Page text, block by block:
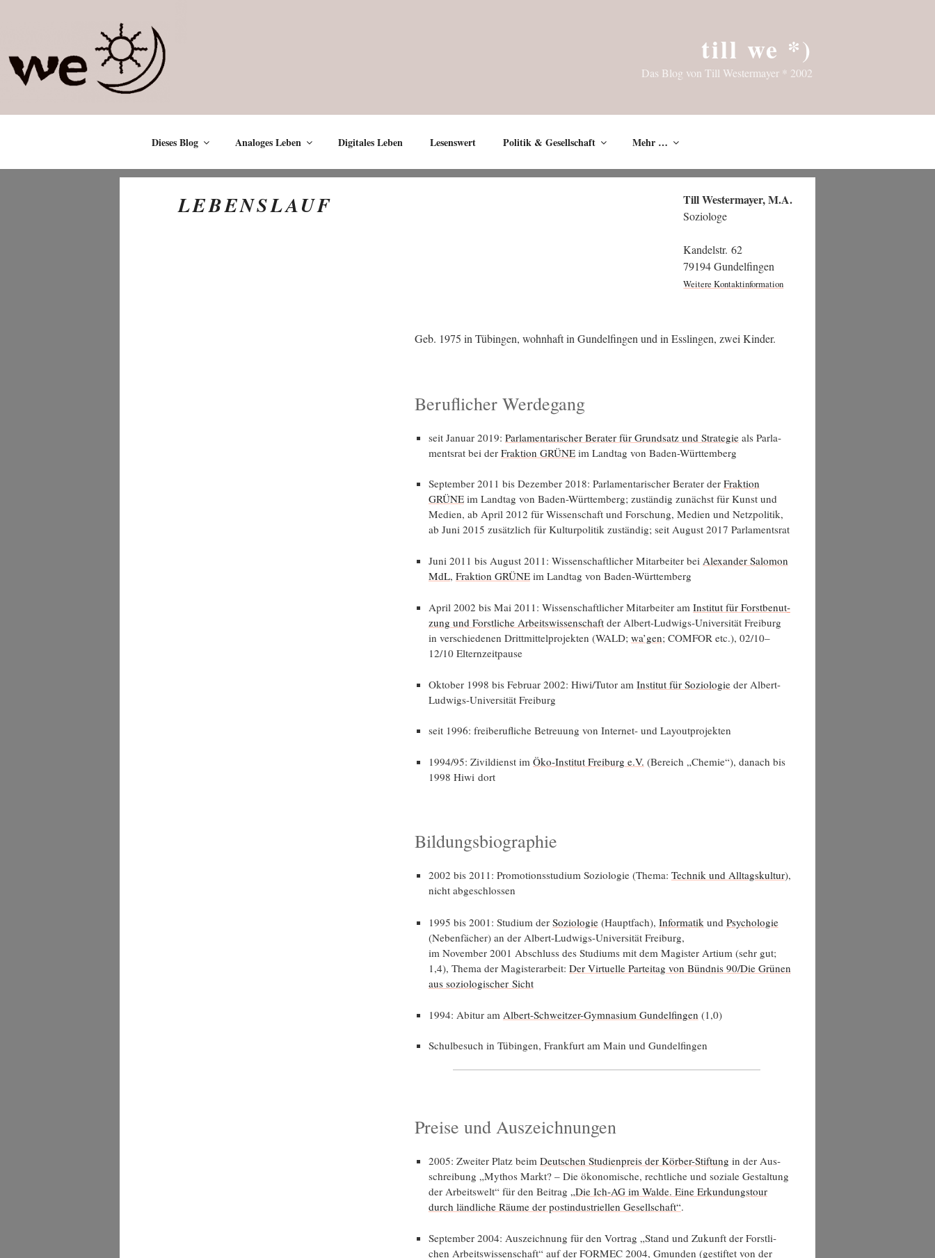
till we *)
Das Blog von Till Westermayer * 2002
Dieses Blog Analoges Leben Digitales Leben Lesenswert Politik & Gesellschaft Mehr …
LEBENSLAUF Till Wes­ter­may­er, M.A.
Soziologe
Kan­del­str. 62
79194 Gundelfingen
Wei­te­re Kontaktinformation
Geb. 1975 in Tübin­gen, wohn­haft in Gun­del­fin­gen und in Ess­lin­gen, zwei Kinder.
Beruflicher Werdegang
seit Janu­ar 2019: Par­la­men­ta­ri­scher Bera­ter für Grund­satz und Stra­te­gieals Par­la­
ments­rat bei der Frak­ti­on GRÜNEim Land­tag von Baden-Württemberg
Sep­tem­ber 2011 bis Dezem­ber 2018: Par­la­men­ta­ri­scher Bera­ter der Frak­ti­on
GRÜNEim Land­tag von Baden-Würt­tem­berg; zustän­dig zunächst für Kunst und
Medi­en, ab April 2012 für Wis­sen­schaft und For­schung, Medi­en und Netz­po­li­tik,
ab Juni 2015 zusätz­lich für Kul­tur­po­li­tik zustän­dig; seit August 2017 Parlamentsrat
Juni 2011 bis August 2011: Wis­sen­schaft­li­cher Mit­ar­bei­ter bei Alex­an­der Salo­mon
MdL, Frak­ti­on GRÜNEim Land­tag von Baden-Württemberg
April 2002 bis Mai 2011: Wis­sen­schaft­li­cher Mit­ar­bei­ter am Insti­tut für Forst­be­nut­
zung und Forst­li­che Arbeits­wis­sen­schaftder Albert-Lud­wigs-Uni­ver­si­tät Frei­burg
in ver­schie­de­nen Dritt­mit­tel­pro­jek­ten (WALD; wa’­gen; COMFOR etc.), 02/10–
12/10 Elternzeitpause
Okto­ber 1998 bis Febru­ar 2002: Hiwi/Tutor am Insti­tut für Sozio­lo­gieder Albert-
Lud­wigs-Uni­ver­si­tät Freiburg
seit 1996: frei­be­ruf­li­che Betreu­ung von Inter­net- und Layoutprojekten
1994/95: Zivil­dienst im Öko-Insti­tut Frei­burg e.V. (Bereich „Che­mie“), danach bis
1998 Hiwi dort
Bildungsbiographie
2002 bis 2011: Pro­mo­ti­ons­stu­di­um Sozio­lo­gie (The­ma: Tech­nik und All­tags­kul­tur),
nicht abgeschlossen
1995 bis 2001: Stu­di­um der Sozio­lo­gie(Haupt­fach), Infor­ma­tik und Psy­cho­lo­gie
(Neben­fä­cher) an der Albert-Lud­wigs-Uni­ver­si­tät Freiburg,
im Novem­ber 2001 Abschluss des Stu­di­ums mit dem Magis­ter Arti­um (sehr gut;
1,4), The­ma der Magis­ter­ar­beit: Der Vir­tu­el­le Par­tei­tag von Bünd­nis 90/Die Grü­nen
aus sozio­lo­gi­scher Sicht
1994: Abitur am Albert-Schweit­zer-Gym­na­si­um Gun­del­fin­gen (1,0)
Schul­be­such in Tübin­gen, Frank­furt am Main und Gundelfingen
Preise und Auszeichnungen
2005: Zwei­ter Platz beim Deut­schen Stu­di­en­preis der Kör­ber-Stif­tung in der Aus­
schrei­bung „Mythos Markt? – Die öko­no­mi­sche, recht­li­che und sozia­le Gestal­tung
der Arbeits­welt“ für den Bei­trag „Die Ich-AG im Wal­de. Eine Erkun­dungs­tour
durch länd­li­che Räu­me der post­in­dus­tri­el­len Gesell­schaft“.
Sep­tem­ber 2004: Aus­zeich­nung für den Vor­trag „Stand und Zukunft der Forst­li­
chen Arbeits­wis­sen­schaft“ auf der FORMEC 2004, Gmun­den (gestif­tet von der